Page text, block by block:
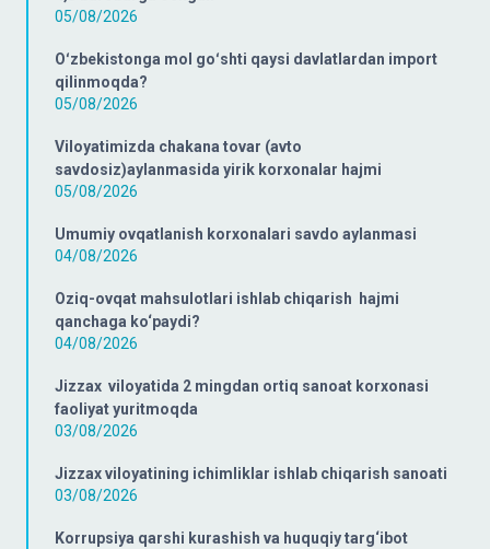
05/08/2026
Oʻzbekistonga mol goʻshti qaysi davlatlardan import
qilinmoqda?
05/08/2026
Viloyatimizda chakana tovar (avto
savdosiz)aylanmasida yirik korxonalar hajmi
05/08/2026
Umumiy ovqatlanish korxonalari savdo aylanmasi
04/08/2026
Oziq-ovqat mahsulotlari ishlab chiqarish hajmi
qanchaga ko‘paydi?
04/08/2026
Jizzax viloyatida 2 mingdan ortiq sanoat korxonasi
faoliyat yuritmoqda
03/08/2026
Jizzax viloyatining ichimliklar ishlab chiqarish sanoati
03/08/2026
Korrupsiya qarshi kurashish va huquqiy targ‘ibot